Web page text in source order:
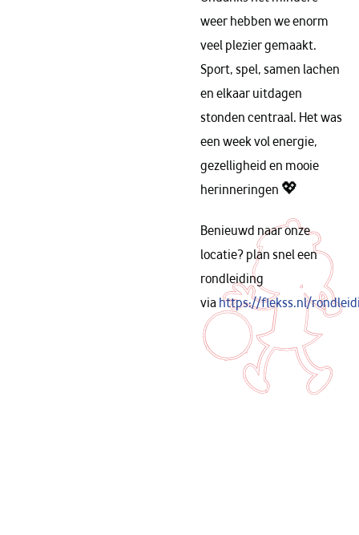
weer hebben we enorm
veel plezier gemaakt.
Sport, spel, samen lachen
en elkaar uitdagen
stonden centraal. Het was
een week vol energie,
gezelligheid en mooie
herinneringen 💖
Benieuwd naar onze
locatie? plan snel een
rondleiding
via https://flekss.nl/